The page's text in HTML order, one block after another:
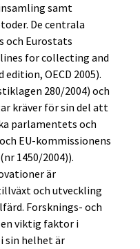
samt
De centrala
och Eurostats
for collecting and
OECD 2005).
280/2004) och
kräver för sin del att
parlamentets och
EU-kommissionens
1450/2004)).
är
och utveckling
Forsknings- och
viktig faktor i
sin helhet är